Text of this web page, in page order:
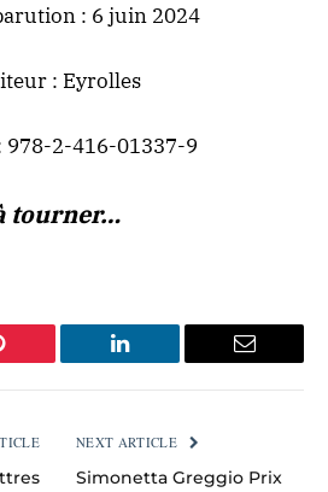
: 6 juin 2024
: Eyrolles
978-2-416-01337-9
tourner…
LinkedIn Email
NEXT ARTICLE
Simonetta Greggio Prix